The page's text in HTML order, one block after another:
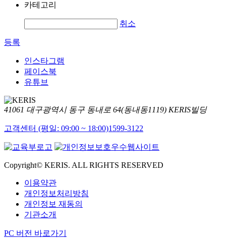
카테고리
취소
등록
인스타그램
페이스북
유튜브
41061 대구광역시 동구 동내로 64(동내동1119) KERIS빌딩
고객센터 (평일: 09:00 ~ 18:00)1599-3122
Copyright© KERIS. ALL RIGHTS RESERVED
이용약관
개인정보처리방침
개인정보 재동의
기관소개
PC 버전 바로가기